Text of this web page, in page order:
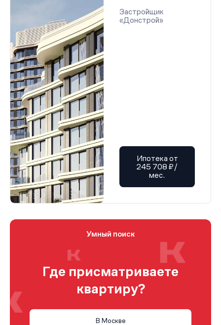
Застройщик
«Донстрой»
Ипотека от
245 708 ₽/
мес.
Умный поиск
Где присматриваете
квартиру?
В Москве